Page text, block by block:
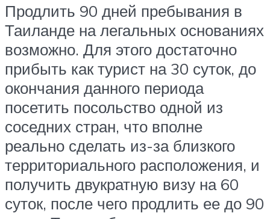
Продлить 90 дней пребывания в
Таиланде на легальных основаниях
возможно. Для этого достаточно
прибыть как турист на 30 суток, до
окончания данного периода
посетить посольство одной из
соседних стран, что вполне
реально сделать из-за близкого
территориального расположения, и
получить двукратную визу на 60
суток, после чего продлить ее до 90